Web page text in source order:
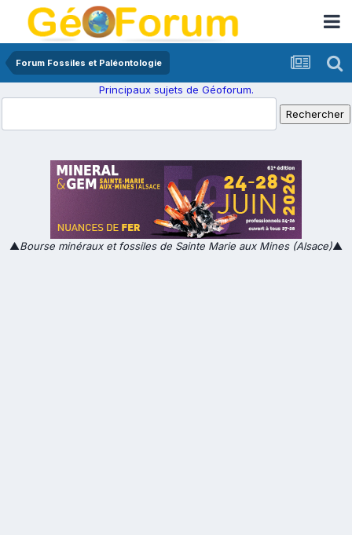
Forum Fossiles et Paléontologie
Principaux sujets de Géoforum.
▲Bourse minéraux et fossiles de Sainte Marie aux Mines (Alsace)▲